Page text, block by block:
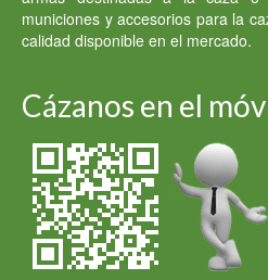
municiones y accesorios para la
calidad disponible en el mercado.
Cázanos en el